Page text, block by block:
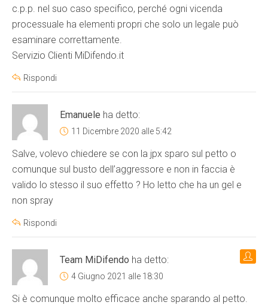
c.p.p. nel suo caso specifico, perché ogni vicenda
processuale ha elementi propri che solo un legale può
esaminare correttamente.
Servizio Clienti MiDifendo.it
Rispondi
Emanuele ha detto:
11 Dicembre 2020 alle 5:42
Salve, volevo chiedere se con la jpx sparo sul petto o
comunque sul busto dell’aggressore e non in faccia è
valido lo stesso il suo effetto ? Ho letto che ha un gel e
non spray
Rispondi
Team MiDifendo ha detto:
4 Giugno 2021 alle 18:30
Si è comunque molto efficace anche sparando al petto.